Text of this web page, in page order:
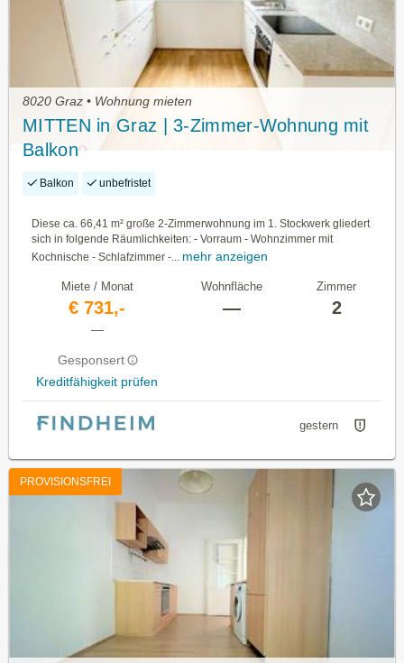
8020 Graz • Wohnung mieten
MITTEN in Graz | 3-Zimmer-Wohnung mit
Balkon
Balkon unbefristet
Diese ca. 66,41 m² große 2-Zimmerwohnung im 1. Stockwerk gliedert
sich in folgende Räumlichkeiten: - Vorraum - Wohnzimmer mit
Kochnische - Schlafzimmer -...
mehr anzeigen
Miete / Monat
€ 731,-
—
Gesponsert
Kreditfähigkeit prüfen
Wohnfläche
—
Zimmer
2
gestern
PROVISIONSFREI